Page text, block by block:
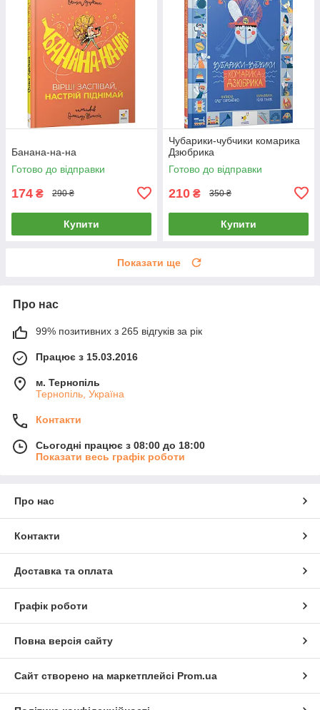
Банана-на-на
Готово до відправки
174 ₴ 290 ₴
Купити
Чубарики-чубчики комарика
Дзюбрика
Готово до відправки
210 ₴ 350 ₴
Купити
Показати ще
Про нас
99% позитивних з 265 відгуків за рік
Працює з 15.03.2016
м. Тернопіль
Тернопіль, Україна
Контакти
Сьогодні працює з 08:00 до 18:00
Показати весь графік роботи
Про нас
Контакти
Доставка та оплата
Графік роботи
Повна версія сайту
Сайт створено на маркетплейсі Prom.ua